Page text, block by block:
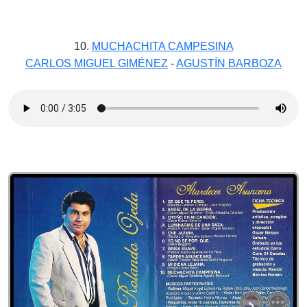
10. MUCHACHITA CAMPESINA
CARLOS MIGUEL GIMÉNEZ -AGUSTÍN BARBOZA